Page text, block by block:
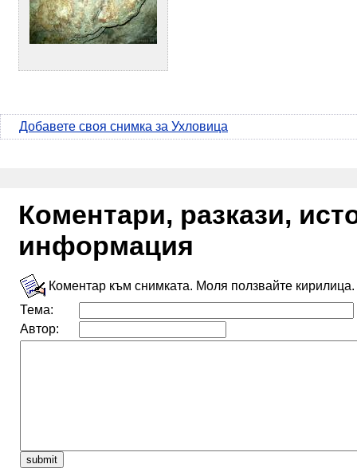
Добавете своя снимка за Ухловица
Коментари, разкази,
информация
Коментар към снимката. Моля ползвайте кирилица.
Тема:
Автор: